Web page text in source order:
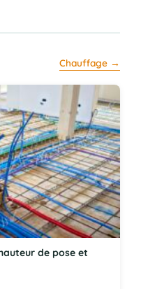
Chauffage →
de pose et